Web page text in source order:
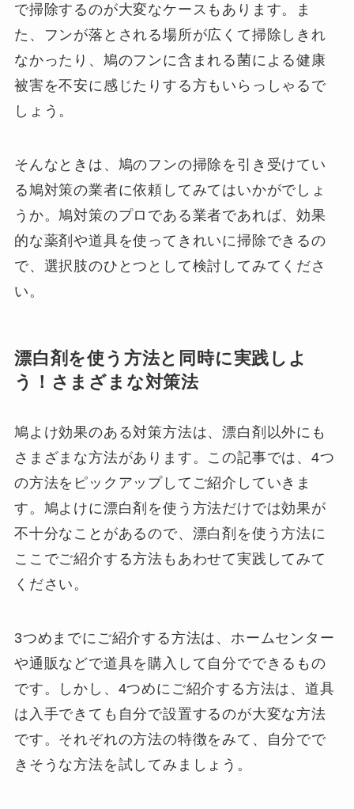
で掃除するのが大変なケースもあります。ま
た、フンが落とされる場所が広くて掃除しきれ
なかったり、鳩のフンに含まれる菌による健康
被害を不安に感じたりする方もいらっしゃるで
しょう。
そんなときは、鳩のフンの掃除を引き受けてい
る鳩対策の業者に依頼してみてはいかがでしょ
うか。鳩対策のプロである業者であれば、効果
的な薬剤や道具を使ってきれいに掃除できるの
で、選択肢のひとつとして検討してみてくださ
い。
漂白剤を使う方法と同時に実践しよ
う！さまざまな対策法
鳩よけ効果のある対策方法は、漂白剤以外にも
さまざまな方法があります。この記事では、4つ
の方法をピックアップしてご紹介していきま
す。鳩よけに漂白剤を使う方法だけでは効果が
不十分なことがあるので、漂白剤を使う方法に
ここでご紹介する方法もあわせて実践してみて
ください。
3つめまでにご紹介する方法は、ホームセンター
や通販などで道具を購入して自分でできるもの
です。しかし、4つめにご紹介する方法は、道具
は入手できても自分で設置するのが大変な方法
です。それぞれの方法の特徴をみて、自分でで
きそうな方法を試してみましょう。